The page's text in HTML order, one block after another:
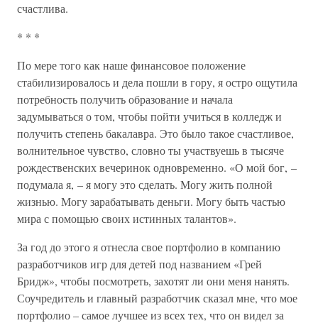
счастлива.
* * *
По мере того как наше финансовое положение
стабилизировалось и дела пошли в гору, я остро ощутила
потребность получить образование и начала
задумываться о том, чтобы пойти учиться в колледж и
получить степень бакалавра. Это было такое счастливое,
волнительное чувство, словно ты участвуешь в тысяче
рождественских вечеринок одновременно. «О мой бог, –
подумала я, – я могу это сделать. Могу жить полной
жизнью. Могу зарабатывать деньги. Могу быть частью
мира с помощью своих истинных талантов».
За год до этого я отнесла свое портфолио в компанию
разработчиков игр для детей под названием «Грей
Бридж», чтобы посмотреть, захотят ли они меня нанять.
Соучредитель и главный разработчик сказал мне, что мое
портфолио – самое лучшее из всех тех, что он видел за